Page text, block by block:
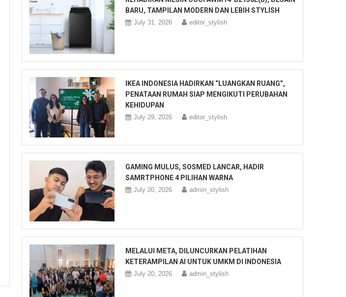
BARU, TAMPILAN MODERN DAN LEBIH STYLISH
July 31, 2026 editor_stylish
IKEA INDONESIA HADIRKAN “LUANGKAN RUANG”,
PENATAAN RUMAH SIAP MENGIKUTI PERUBAHAN
KEHIDUPAN
July 29, 2026 editor_stylish
GAMING MULUS, SOSMED LANCAR, HADIR
SAMRTPHONE 4 PILIHAN WARNA
July 20, 2026 admin_stylish
MELALUI META, DILUNCURKAN PELATIHAN
KETERAMPILAN AI UNTUK UMKM DI INDONESIA
July 20, 2026 admin_stylish